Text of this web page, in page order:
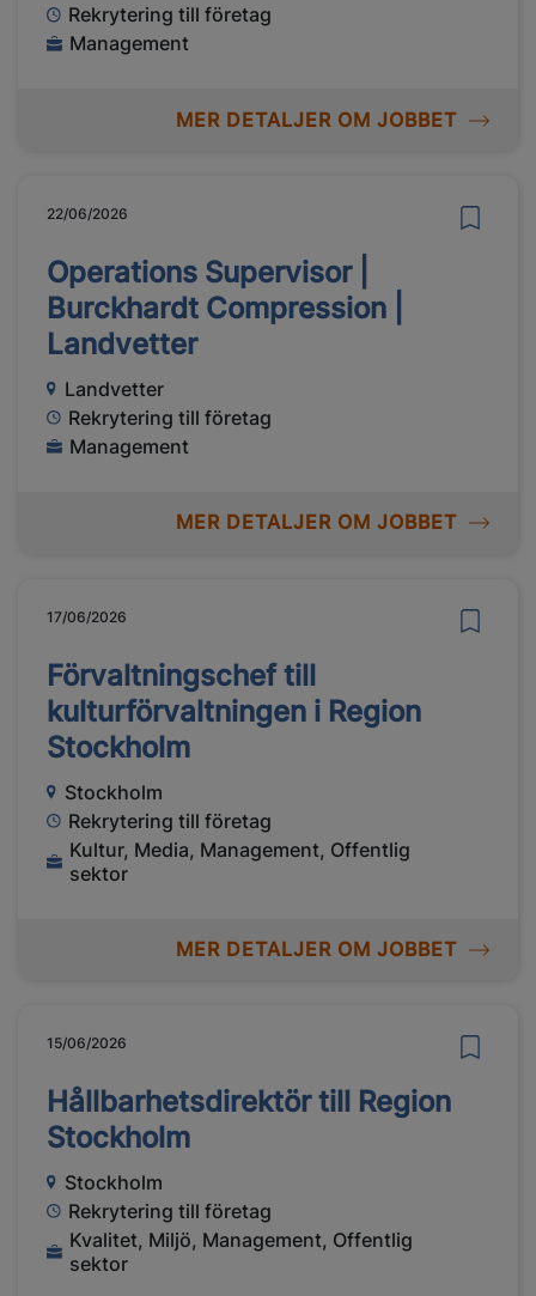
Rekrytering till företag
Management
MER DETALJER OM JOBBET
22/06/2026
Operations Supervisor |
Burckhardt Compression |
Landvetter
Landvetter
Rekrytering till företag
Management
MER DETALJER OM JOBBET
17/06/2026
Förvaltningschef till
kulturförvaltningen i Region
Stockholm
Stockholm
Rekrytering till företag
Kultur, Media, Management, Offentlig
sektor
MER DETALJER OM JOBBET
15/06/2026
Hållbarhetsdirektör till Region
Stockholm
Stockholm
Rekrytering till företag
Kvalitet, Miljö, Management, Offentlig
sektor